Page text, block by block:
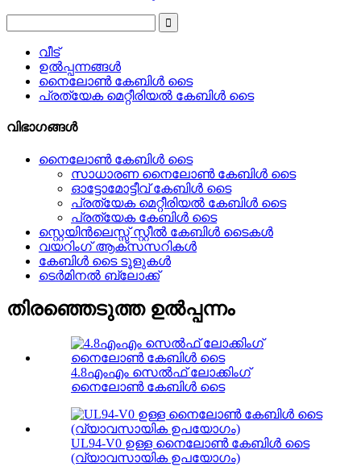
വീട്
ഉൽപ്പന്നങ്ങൾ
നൈലോൺ കേബിൾ ടൈ
പ്രത്യേക മെറ്റീരിയൽ കേബിൾ ടൈ
വിഭാഗങ്ങൾ
നൈലോൺ കേബിൾ ടൈ
സാധാരണ നൈലോൺ കേബിൾ ടൈ
ഓട്ടോമോട്ടീവ് കേബിൾ ടൈ
പ്രത്യേക മെറ്റീരിയൽ കേബിൾ ടൈ
പ്രത്യേക കേബിൾ ടൈ
സ്റ്റെയിൻലെസ്സ് സ്റ്റീൽ കേബിൾ ടൈകൾ
വയറിംഗ് ആക്സസറികൾ
കേബിൾ ടൈ ടൂളുകൾ
ടെർമിനൽ ബ്ലോക്ക്
തിരഞ്ഞെടുത്ത ഉൽപ്പന്നം
4.8എംഎം സെൽഫ് ലോക്കിംഗ്
നൈലോൺ കേബിൾ ടൈ
UL94-V0 ഉള്ള നൈലോൺ കേബിൾ ടൈ
(വ്യാവസായിക ഉപയോഗം)